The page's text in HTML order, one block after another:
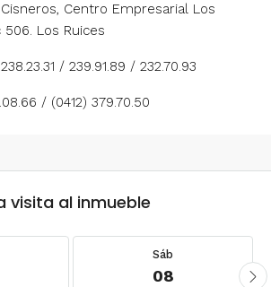
Cisneros, Centro Empresarial Los
506. Los Ruices
/ 239.91.89 / 232.70.93
/ (0412) 379.70.50
visita al inmueble
Sáb
08